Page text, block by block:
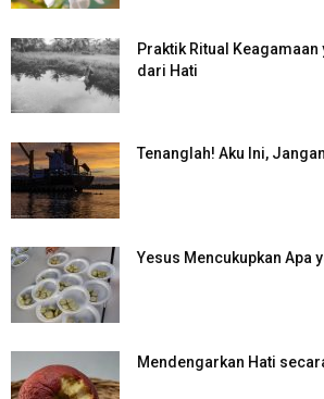
Praktik Ritual Keagamaan
dari Hati
Tenanglah! Aku Ini,
Yesus Mencukupkan Apa
Mendengarkan Hati